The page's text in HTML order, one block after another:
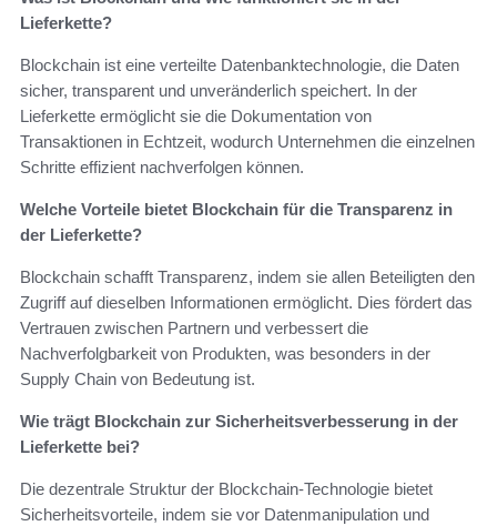
Lieferkette?
Blockchain ist eine verteilte Datenbanktechnologie, die Daten
sicher, transparent und unveränderlich speichert. In der
Lieferkette ermöglicht sie die Dokumentation von
Transaktionen in Echtzeit, wodurch Unternehmen die einzelnen
Schritte effizient nachverfolgen können.
Welche Vorteile bietet Blockchain für die Transparenz in
der Lieferkette?
Blockchain schafft Transparenz, indem sie allen Beteiligten den
Zugriff auf dieselben Informationen ermöglicht. Dies fördert das
Vertrauen zwischen Partnern und verbessert die
Nachverfolgbarkeit von Produkten, was besonders in der
Supply Chain von Bedeutung ist.
Wie trägt Blockchain zur Sicherheitsverbesserung in der
Lieferkette bei?
Die dezentrale Struktur der Blockchain-Technologie bietet
Sicherheitsvorteile, indem sie vor Datenmanipulation und